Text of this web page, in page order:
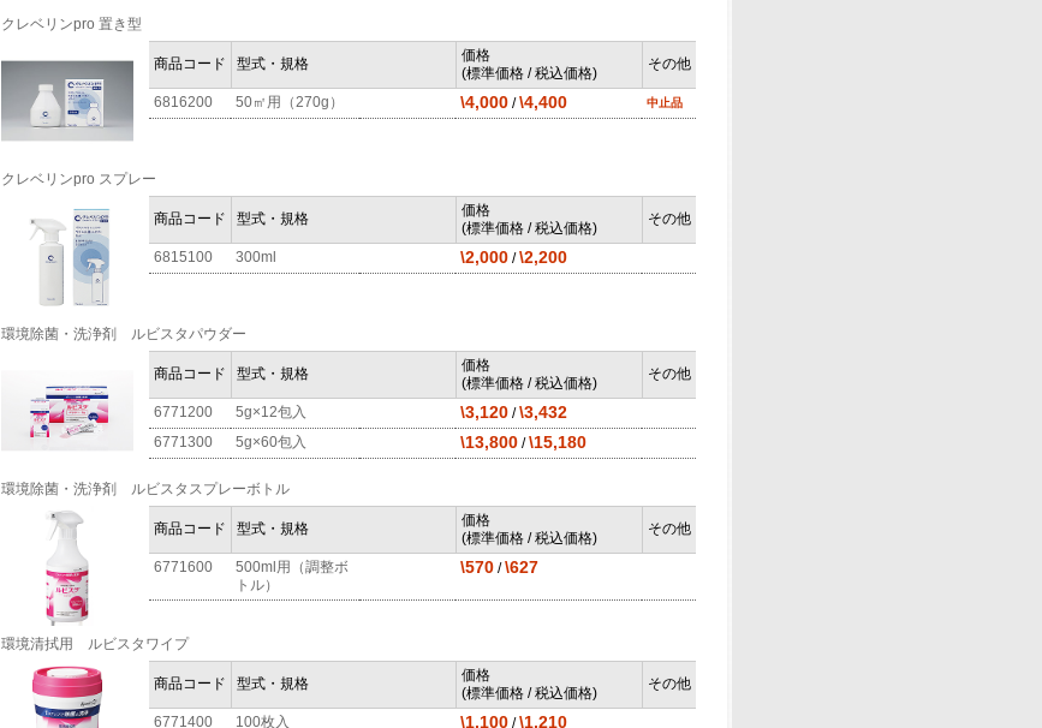
クレベリンpro 置き型
商品コード 型式・規格
価格
(標準価格 / 税込価格)
その他
6816200 50㎡用（270g） \4,000 /\4,400 中止品
クレベリンpro スプレー
商品コード 型式・規格
価格
(標準価格 / 税込価格)
その他
6815100 300ml \2,000 /\2,200
環境除菌・洗浄剤 ルビスタパウダー
商品コード 型式・規格
価格
(標準価格 / 税込価格)
その他
6771200 5g×12包入 \3,120 /\3,432
6771300 5g×60包入 \13,800 /\15,180
環境除菌・洗浄剤 ルビスタスプレーボトル
商品コード 型式・規格
価格
(標準価格 / 税込価格)
その他
6771600
500ml用（調整ボ
トル）
\570 /\627
環境清拭用 ルビスタワイプ
商品コード 型式・規格
価格
(標準価格 / 税込価格)
その他
6771400 100枚入 \1,100 /\1,210